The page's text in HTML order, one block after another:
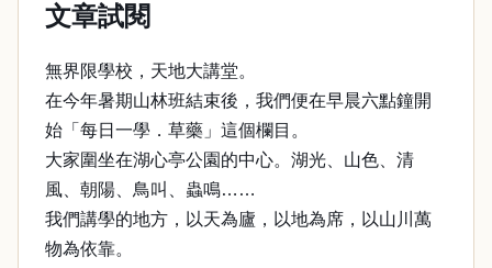
文章試閱
無界限學校，天地大講堂。
在今年暑期山林班結束後，我們便在早晨六點鐘開
始「每日一學．草藥」這個欄目。
大家圍坐在湖心亭公園的中心。湖光、山色、清
風、朝陽、鳥叫、蟲鳴……
我們講學的地方，以天為廬，以地為席，以山川萬
物為依靠。